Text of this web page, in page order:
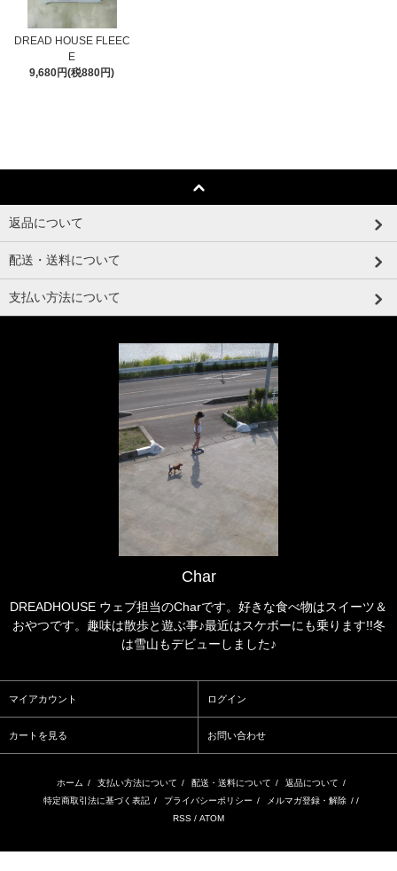
DREAD HOUSE FLEEC
E
9,680円(税880円)
返品について
配送・送料について
支払い方法について
Char
DREADHOUSE ウェブ担当のCharです。好きな食べ物はスイーツ＆
おやつです。趣味は散歩と遊ぶ事♪最近はスケボーにも乗ります!!冬
は雪山もデビューしました♪
マイアカウント ログイン
カートを見る お問い合わせ
ホーム / 支払い方法について / 配送・送料について / 返品について /
特定商取引法に基づく表記 / プライバシーポリシー / メルマガ登録・解除 / /
RSS / ATOM